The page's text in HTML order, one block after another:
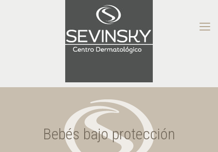
Bebés bajo protección